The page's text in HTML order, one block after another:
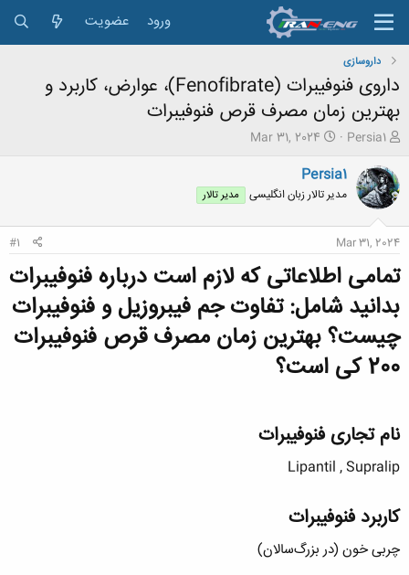
ورود عضویت
داروسازی
داروی فنوفیبرات (Fenofibrate)، عوارض، کاربرد و
بهترین زمان مصرف قرص فنوفیبرات
ش
و
ع
ک
م
و
ض
و
ع
Persia1
ت
ر
ی
خ
ع
Mar 31, 2024
Persia1
مدیر تالار زبان انگلیسی مدیر تالار
Mar 31, 2024
#1
تمامی اطلاعاتی که لازم است درباره فنوفیبرات
بدانید شامل: تفاوت جم فیبروزیل و فنوفیبرات
چیست؟ بهترین زمان مصرف قرص فنوفیبرات
200 کی است؟​
نام تجاری فنوفیبرات
Lipantil , Supralip
کاربرد فنوفیبرات
چربی خون (در بزرگ‌سالان)